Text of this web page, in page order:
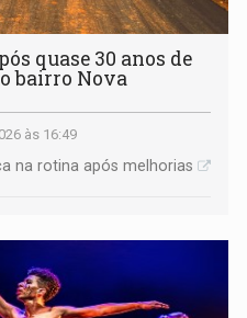
quase 30 anos de
bairro Nova
às 16:49
na rotina após melhorias